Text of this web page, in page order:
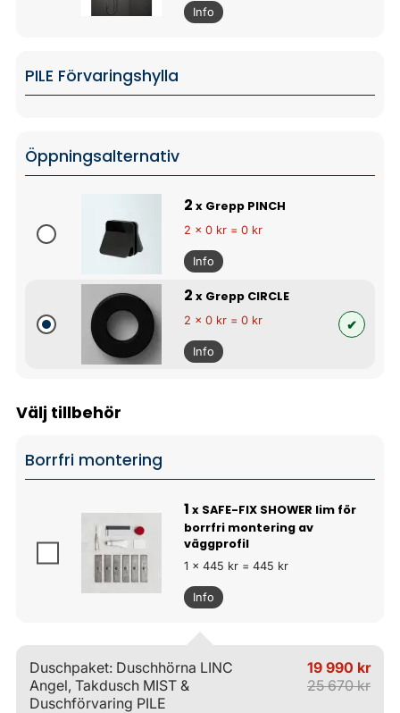
Info
PILE Förvaringshylla
Öppningsalternativ
2 x Grepp PINCH
2 x 0 kr = 0 kr
Info
2 x Grepp CIRCLE
2 x 0 kr = 0 kr
Info
Välj tillbehör
Borrfri montering
1 x SAFE-FIX SHOWER lim för
borrfri montering av
väggprofil
1 x 445 kr = 445 kr
Info
Duschpaket: Duschhörna LINC
Angel, Takdusch MIST &
Duschförvaring PILE
19 990 kr
25 670 kr